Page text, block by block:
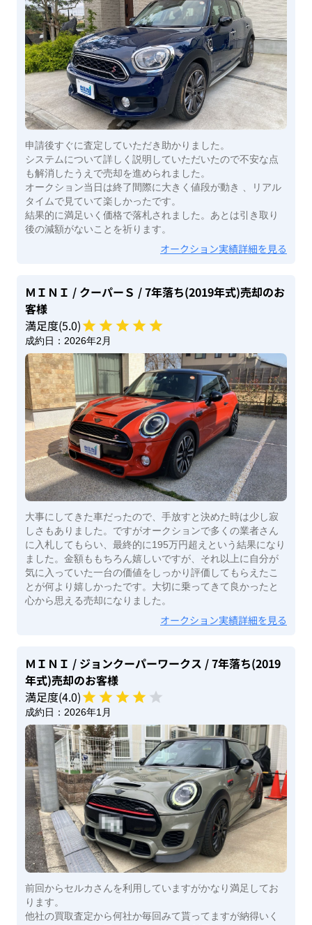
申請後すぐに査定していただき助かりました。
システムについて詳しく説明していただいたので不安な点
も解消したうえで売却を進められました。
オークション当日は終了間際に大きく値段が動き 、リアル
タイムで見ていて楽しかったです。
結果的に満足いく価格で落札されました。あとは引き取り
後の減額がないことを祈ります。
オークション実績詳細を見る
ＭＩＮＩ / クーパーＳ / 7年落ち(2019年式)売却のお
客様
満足度(5.0)
成約日： 2026年2月
大事にしてきた車だったので、手放すと決めた時は少し寂
しさもありました。ですがオークションで多くの業者さん
に入札してもらい、最終的に195万円超えという結果になり
ました。金額ももちろん嬉しいですが、それ以上に自分が
気に入っていた一台の価値をしっかり評価してもらえたこ
とが何より嬉しかったです。大切に乗ってきて良かったと
心から思える売却になりました。
オークション実績詳細を見る
ＭＩＮＩ / ジョンクーパーワークス / 7年落ち(2019
年式)売却のお客様
満足度(4.0)
成約日： 2026年1月
前回からセルカさんを利用していますがかなり満足してお
ります。
他社の買取査定から何社か毎回みて貰ってますが納得いく